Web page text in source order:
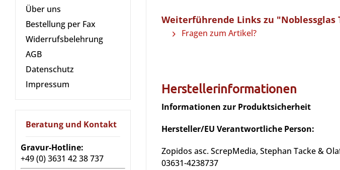
Über uns
Bestellung per Fax
Widerrufsbelehrung
AGB
Datenschutz
Impressum
Beratung und Kontakt
Gravur-Hotline:
+49 (0) 3631 42 38 737
Weiterführende Links zu "Noblessglas
Fragen zum Artikel?
Herstellerinformationen
Informationen zur Produktsicherheit
Hersteller/EU Verantwortliche Person:
Zopidos asc. ScrepMedia, Stephan Tacke &
03631-4238737